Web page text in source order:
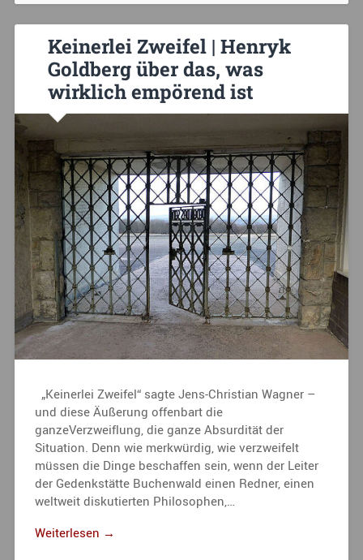
Keinerlei Zweifel | Henryk
Goldberg über das, was
wirklich empörend ist
„Keinerlei Zweifel“ sagte Jens-Christian Wagner –
und diese Äußerung offenbart die
ganzeVerzweiflung, die ganze Absurdität der
Situation. Denn wie merkwürdig, wie verzweifelt
müssen die Dinge beschaffen sein, wenn der Leiter
der Gedenkstätte Buchenwald einen Redner, einen
weltweit diskutierten Philosophen,…
Weiterlesen →